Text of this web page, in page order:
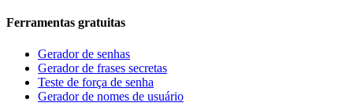
Ferramentas gratuitas
Gerador de senhas
Gerador de frases secretas
Teste de força de senha
Gerador de nomes de usuário